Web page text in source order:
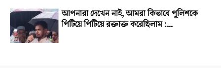
আপনারা দেখেন নাই, আমরা কিভাবে পুলিশকে
পিটিয়ে পিটিয়ে রক্তাক্ত করেছিলাম :...